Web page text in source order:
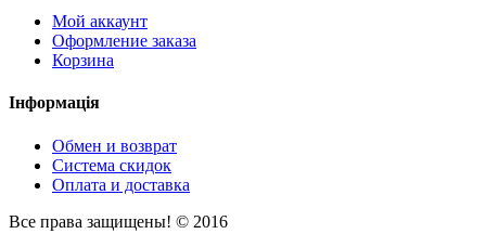
Мой аккаунт
Оформление заказа
Корзина
Інформація
Обмен и возврат
Система скидок
Оплата и доставка
Все права защищены! © 2016